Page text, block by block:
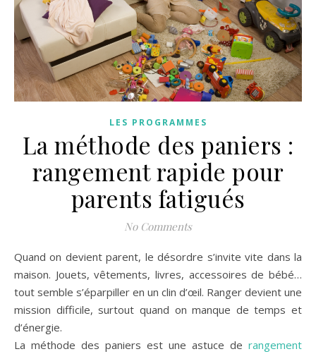
LES PROGRAMMES
La méthode des paniers :
rangement rapide pour
parents fatigués
No Comments
Quand on devient parent, le désordre s’invite vite dans la
maison. Jouets, vêtements, livres, accessoires de bébé…
tout semble s’éparpiller en un clin d’œil. Ranger devient une
mission difficile, surtout quand on manque de temps et
d’énergie.
La méthode des paniers est une astuce de rangement